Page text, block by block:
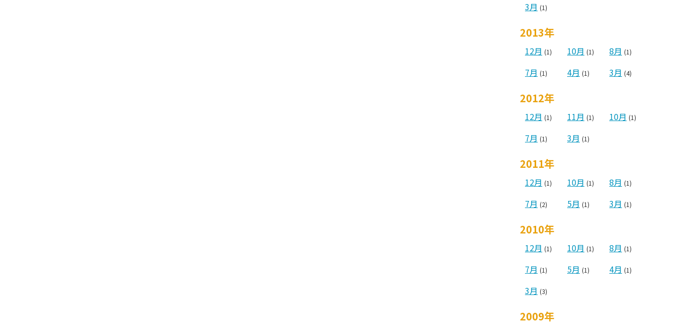
3月 (1)
2013年
12月 (1) 10月 (1) 8月 (1)
7月 (1) 4月 (1) 3月 (4)
2012年
12月 (1) 11月 (1) 10月 (1)
7月 (1) 3月 (1)
2011年
12月 (1) 10月 (1) 8月 (1)
7月 (2) 5月 (1) 3月 (1)
2010年
12月 (1) 10月 (1) 8月 (1)
7月 (1) 5月 (1) 4月 (1)
3月 (3)
2009年